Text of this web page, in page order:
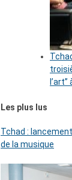
Les plus lus
Tchad :
de la musique